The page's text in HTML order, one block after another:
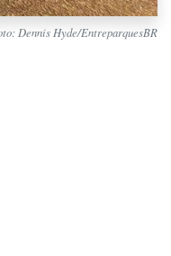
Dennis Hyde/EntreparquesBR